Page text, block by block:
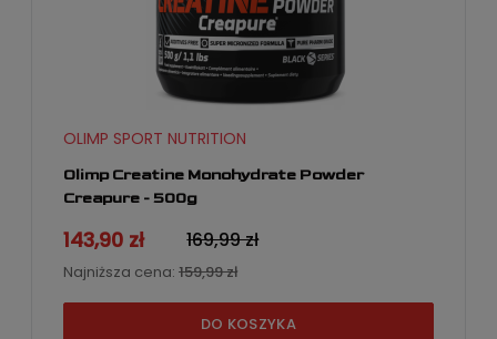
Olimp Creatine Monohydrate Powder
Creapure - 500g
OLIMP SPORT NUTRITION
143,90 zł 169,99 zł
Najniższa cena: 159,99 zł
DO KOSZYKA